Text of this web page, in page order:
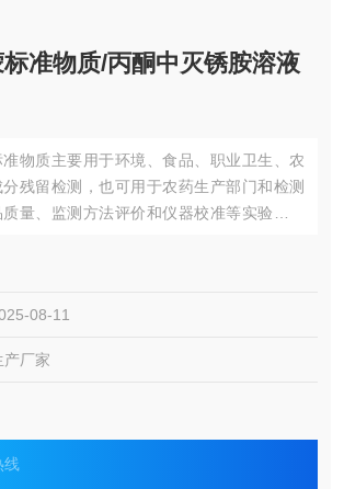
准物质/丙酮中灭锈胺溶液
物质主要用于环境、食品、职业卫生、农
残留检测，也可用于农药生产部门和检测
量、监测方法评价和仪器校准等实验室质
08-11
产厂家
线